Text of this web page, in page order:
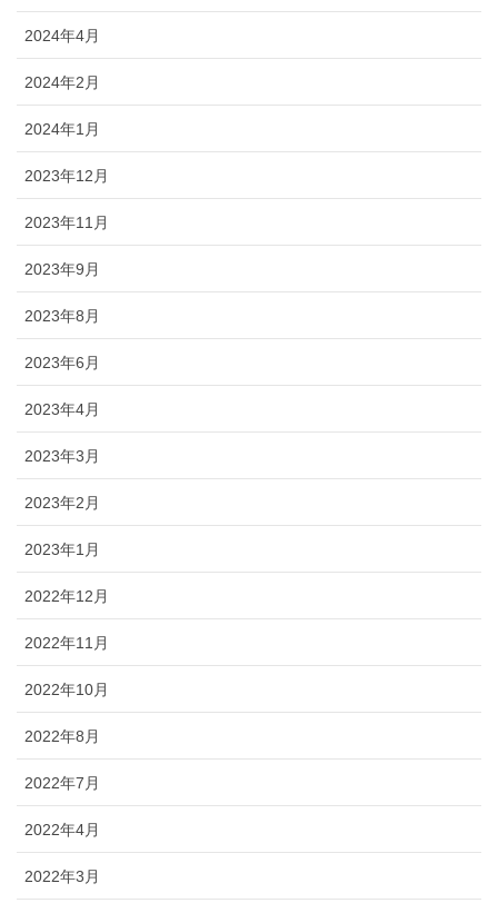
2024年4月
2024年2月
2024年1月
2023年12月
2023年11月
2023年9月
2023年8月
2023年6月
2023年4月
2023年3月
2023年2月
2023年1月
2022年12月
2022年11月
2022年10月
2022年8月
2022年7月
2022年4月
2022年3月